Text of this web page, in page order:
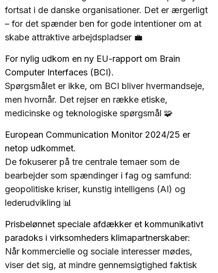
fortsat i de danske organisationer. Det er ærgerligt
– for det spænder ben for gode intentioner om at
skabe attraktive arbejdspladser 💼
For nylig udkom en ny EU-rapport om Brain
Computer Interfaces (BCI).
Spørgsmålet er ikke, om BCI bliver hvermandseje,
men hvornår. Det rejser en række etiske,
medicinske og teknologiske spørgsmål 🧩
European Communication Monitor 2024/25 er
netop udkommet.
De fokuserer på tre centrale temaer som de
bearbejder som spændinger i fag og samfund:
geopolitiske kriser, kunstig intelligens (AI) og
lederudvikling 📊
Prisbelønnet speciale afdækker et kommunikativt
paradoks i virksomheders klimapartnerskaber:
Når kommercielle og sociale interesser mødes,
viser det sig, at mindre gennemsigtighed faktisk